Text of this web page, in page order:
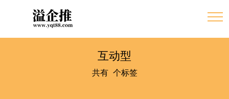
互动型
共有7 个标签